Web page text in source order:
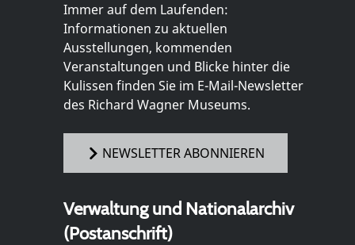
Immer auf dem Laufenden:
Informationen zu aktuellen
Ausstellungen, kommenden
Veranstaltungen und Blicke hinter die
Kulissen finden Sie im E-Mail-Newsletter
des Richard Wagner Museums.
NEWSLETTER ABONNIEREN
Verwaltung und Nationalarchiv
(Postanschrift)